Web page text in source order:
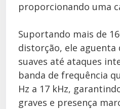
proporcionando uma
Suportando mais de
distorção, ele aguenta
suaves até ataques
banda de frequência
Hz a 17 kHz,
graves e presença